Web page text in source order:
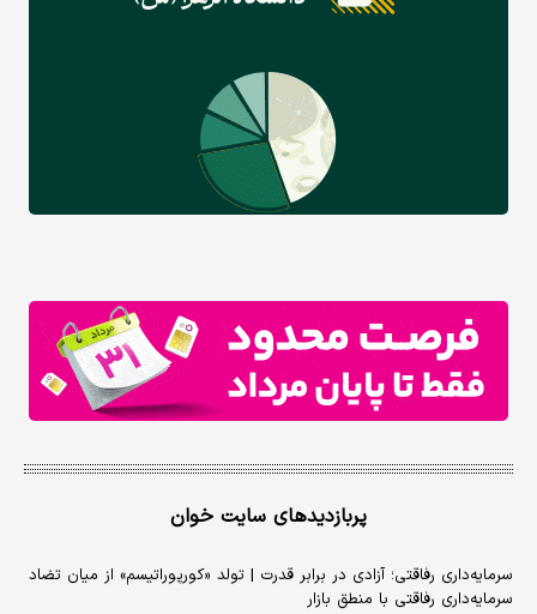
پربازدیدهای سایت خوان
سرمایه‌داری رفاقتی؛ آزادی در برابر قدرت | تولد «کورپوراتیسم» از میان تضاد
سرمایه‌داری رفاقتی با منطق بازار